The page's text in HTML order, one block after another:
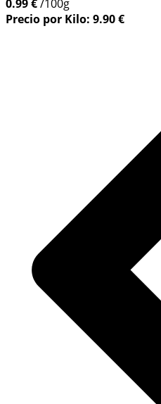
0.99 €/100g
Precio por Kilo: 9.90 €